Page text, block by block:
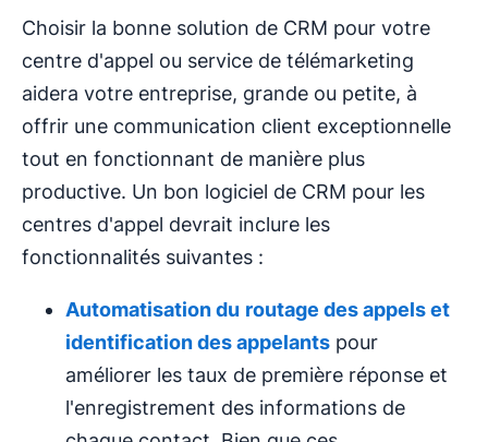
Choisir la bonne solution de CRM pour votre
centre d'appel ou service de télémarketing
aidera votre entreprise, grande ou petite, à
offrir une communication client exceptionnelle
tout en fonctionnant de manière plus
productive. Un bon logiciel de CRM pour les
centres d'appel devrait inclure les
fonctionnalités suivantes :
Automatisation du routage des appelset
identification des appelants pour
améliorer les taux de première réponse et
l'enregistrement des informations de